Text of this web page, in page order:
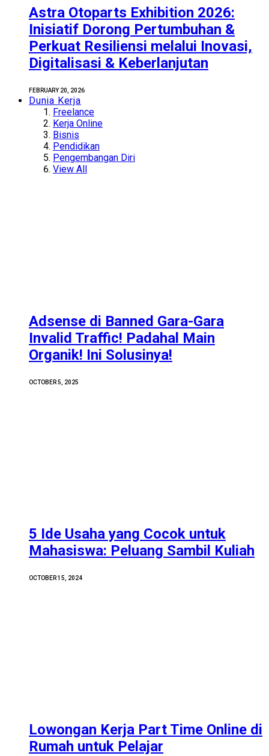
Astra Otoparts Exhibition 2026:
Inisiatif Dorong Pertumbuhan &
Perkuat Resiliensi melalui Inovasi,
Digitalisasi & Keberlanjutan
FEBRUARY 20, 2026
Dunia Kerja
Freelance
Kerja Online
Bisnis
Pendidikan
Pengembangan Diri
View All
Adsense di Banned Gara-Gara
Invalid Traffic! Padahal Main
Organik! Ini Solusinya!
OCTOBER 5, 2025
5 Ide Usaha yang Cocok untuk
Mahasiswa: Peluang Sambil Kuliah
OCTOBER 15, 2024
Lowongan Kerja Part Time Online di
Rumah untuk Pelajar